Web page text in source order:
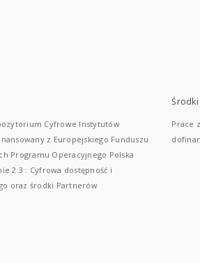
Cyfrowe Instytutów
z Europejskiego Funduszu
Programu Operacyjnego Polska
2.3 : Cyfrowa dostępność i
oraz środki Partnerów
Prace